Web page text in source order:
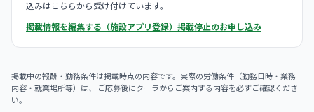
込みはこちらから受け付けています。
掲載情報を編集する（施設アプリ登録） 掲載停止のお申し込み
掲載中の報酬・勤務条件は掲載時点の内容です。実際の労働条件（勤務日時・業務
内容・就業場所等）は、 ご応募後にクーラからご案内する内容を必ずご確認くださ
い。